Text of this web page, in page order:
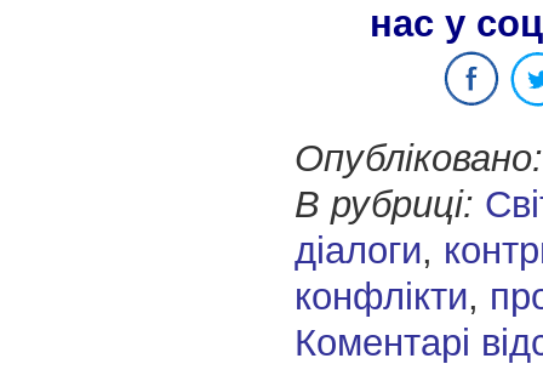
нас у
Опубліковано:
В рубриці:
діалоги,
конфлікти,
Коментарі